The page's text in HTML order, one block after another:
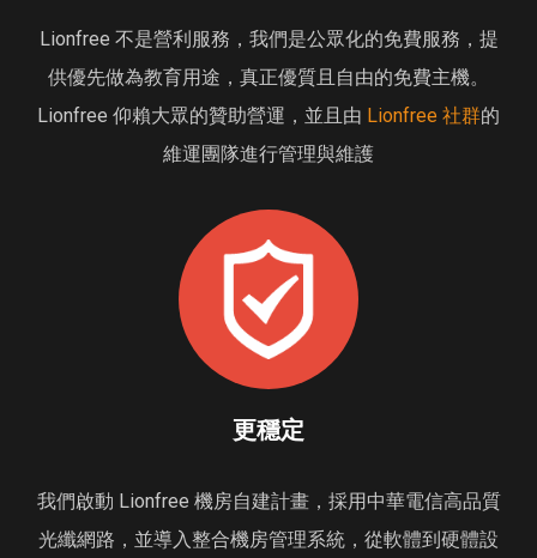
Lionfree 不是營利服務，我們是公眾化的免費服務，提
供優先做為教育用途，真正優質且自由的免費主機。
Lionfree 仰賴大眾的贊助營運，並且由 Lionfree 社群的
維運團隊進行管理與維護
更穩定
我們啟動 Lionfree 機房自建計畫，採用中華電信高品質
光纖網路，並導入整合機房管理系統，從軟體到硬體設